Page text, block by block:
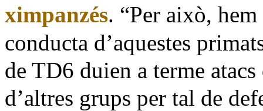
ximpanzés. “Per això,
conducta d’aquestes
de TD6 duien a terme
d’altres grups per tal de